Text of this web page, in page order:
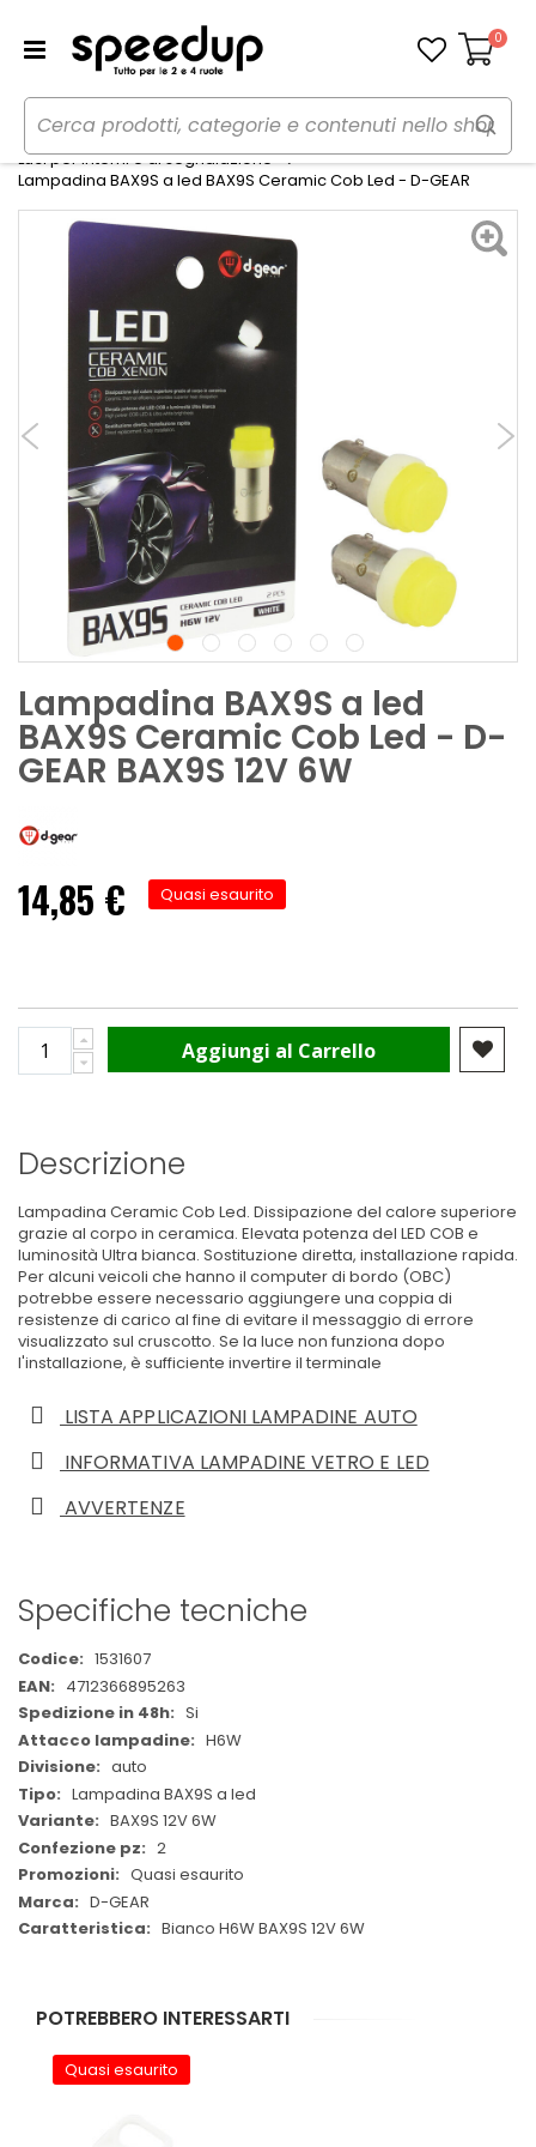
Carrello
0
Home Auto
Illuminazione
Luci per interni e di segnalazione
Lampadina BAX9S a led BAX9S Ceramic Cob Led - D-GEAR
Lampadina BAX9S a led
BAX9S Ceramic Cob Led - D-
GEAR BAX9S 12V 6W
14,85 € Quasi esaurito
Aggiungi al Carrello
Descrizione
Lampadina Ceramic Cob Led. Dissipazione del calore superiore
grazie al corpo in ceramica. Elevata potenza del LED COB e
luminosità Ultra bianca. Sostituzione diretta, installazione rapida.
Per alcuni veicoli che hanno il computer di bordo (OBC)
potrebbe essere necessario aggiungere una coppia di
resistenze di carico al fine di evitare il messaggio di errore
visualizzato sul cruscotto. Se la luce non funziona dopo
l'installazione, è sufficiente invertire il terminale
LISTA APPLICAZIONI LAMPADINE AUTO
INFORMATIVA LAMPADINE VETRO E LED
AVVERTENZE
Specifiche tecniche
Maggiori
Informazioni
1531607
4712366895263
Si
H6W
auto
Lampadina BAX9S a led
BAX9S 12V 6W
2
Quasi esaurito
D-GEAR
Bianco H6W BAX9S 12V 6W
POTREBBERO INTERESSARTI
Quasi esaurito